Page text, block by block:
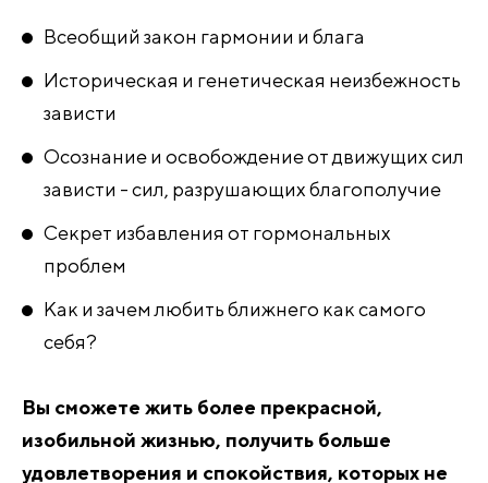
Всеобщий закон гармонии и блага
Историческая и генетическая неизбежность
зависти
Осознание и освобождение от движущих сил
зависти - сил, разрушающих благополучие
Секрет избавления от гормональных
проблем
Как и зачем любить ближнего как самого
себя?
Вы сможете жить более прекрасной,
изобильной жизнью, получить больше
удовлетворения и спокойствия, которых не